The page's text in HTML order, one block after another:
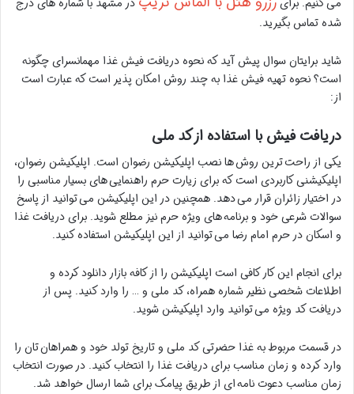
شده تماس بگیرید.
شاید برایتان سوال پیش آید که نحوه دریافت فیش غذا مهمانسرای چگونه
است؟ نحوه تهیه فیش غذا به چند روش امکان پذیر است که عبارت است
از:
دریافت فیش با استفاده از کد ملی
یکی از راحت ترین روش ها نصب اپلیکیشن رضوان است. اپلیکیشن رضوان،
اپلیکیشنی کاربردی است که برای زیارت حرم راهنمایی های بسیار مناسبی را
در اختیار زائران قرار می دهد. همچنین در این اپلیکیشن می توانید از پاسخ
سوالات شرعی خود و برنامه های ویژه حرم نیز مطلع شوید. برای دریافت غذا
و اسکان در حرم امام رضا می توانید از این اپلیکیشن استفاده کنید.
برای انجام این کار کافی است اپلیکیشن را از کافه بازار دانلود کرده و
اطلاعات شخصی نظیر شماره همراه، کد ملی و … را وارد کنید. پس از
دریافت کد ویژه می توانید وارد اپلیکیشن شوید.
در قسمت مربوط به غذا حضرتی کد ملی و تاریخ تولد خود و همراهان تان را
وارد کرده و زمان مناسب برای دریافت غذا را انتخاب کنید. در صورت انتخاب
زمان مناسب دعوت نامه ای از طریق پیامک برای شما ارسال خواهد شد.